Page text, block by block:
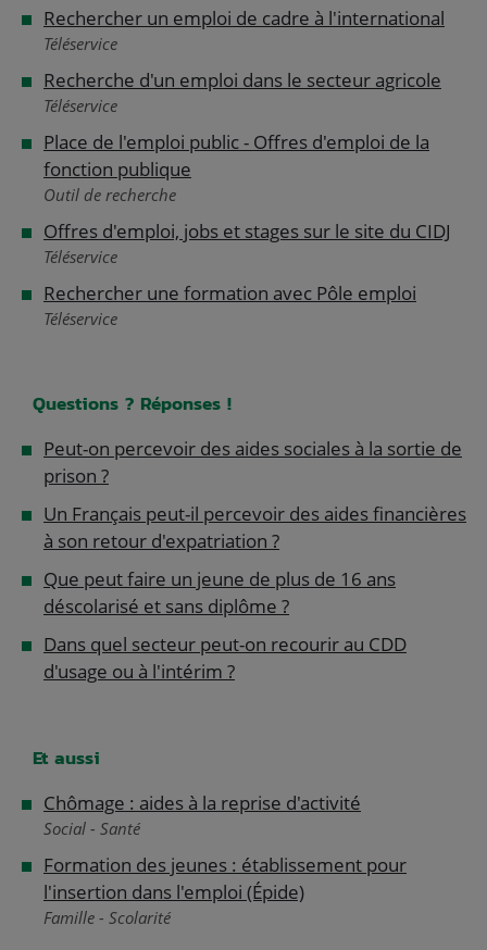
Rechercher un emploi de cadre à l'international
Téléservice
Recherche d'un emploi dans le secteur agricole
Téléservice
Place de l'emploi public - Offres d'emploi de la
fonction publique
Outil de recherche
Offres d'emploi, jobs et stages sur le site du CIDJ
Téléservice
Rechercher une formation avec Pôle emploi
Téléservice
Questions ? Réponses !
Peut-on percevoir des aides sociales à la sortie de
prison ?
Un Français peut-il percevoir des aides financières
à son retour d'expatriation ?
Que peut faire un jeune de plus de 16 ans
déscolarisé et sans diplôme ?
Dans quel secteur peut-on recourir au CDD
d'usage ou à l'intérim ?
Et aussi
Chômage : aides à la reprise d'activité
Social - Santé
Formation des jeunes : établissement pour
l'insertion dans l'emploi (Épide)
Famille - Scolarité